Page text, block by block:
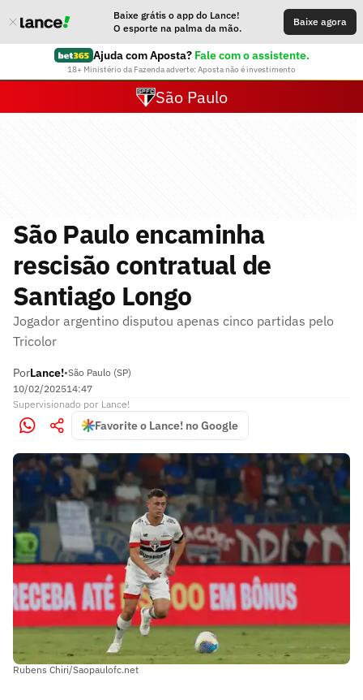
Baixe grátis o app do Lance!
O esporte na palma da mão.
Baixe agora
Ajuda com Aposta? Fale com o assistente.
18+ Ministério da Fazenda adverte: Aposta não é investimento
São Paulo
São Paulo encaminha
rescisão contratual de
Santiago Longo
Jogador argentino disputou apenas cinco partidas pelo
Tricolor
PorLance!•São Paulo (SP)
10/02/202514:47
Supervisionado por Lance!
Favorite o Lance! no Google
Rubens Chiri/Saopaulofc.net